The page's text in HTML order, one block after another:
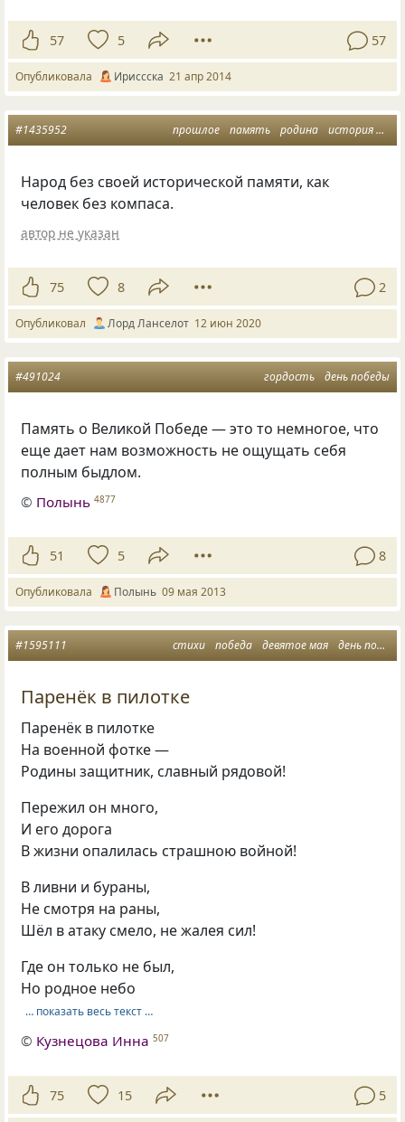
57 5 57
Опубликовала Ириссска 21 апр 2014
прошлое память родина история
#1435952
Народ без своей исторической памяти, как
человек без компаса.
автор не указан
75 8 2
Опубликовал Лорд Ланселот 12 июн 2020
гордость день победы
#491024
Память о Великой Победе — это то немногое, что
еще дает нам возможность не ощущать себя
полным быдлом.
© Полынь 4877
51 5 8
Опубликовала Полынь 09 мая 2013
стихи победа девятое мая день победы
#1595111
Паренёк в пилотке
Паренёк в пилотке
На военной фотке —
Родины защитник, славный рядовой!
Пережил он много,
И его дорога
В жизни опалилась страшною войной!
В ливни и бураны,
Не смотря на раны,
Шёл в атаку смело, не жалея сил!
Где он только не был,
Но родное небо
… показать весь текст …
© Кузнецова Инна 507
75 15 5